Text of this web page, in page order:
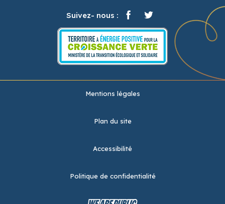
Suivez- nous :
Mentions légales
Plan du site
Accessibilité
Politique de confidentialité